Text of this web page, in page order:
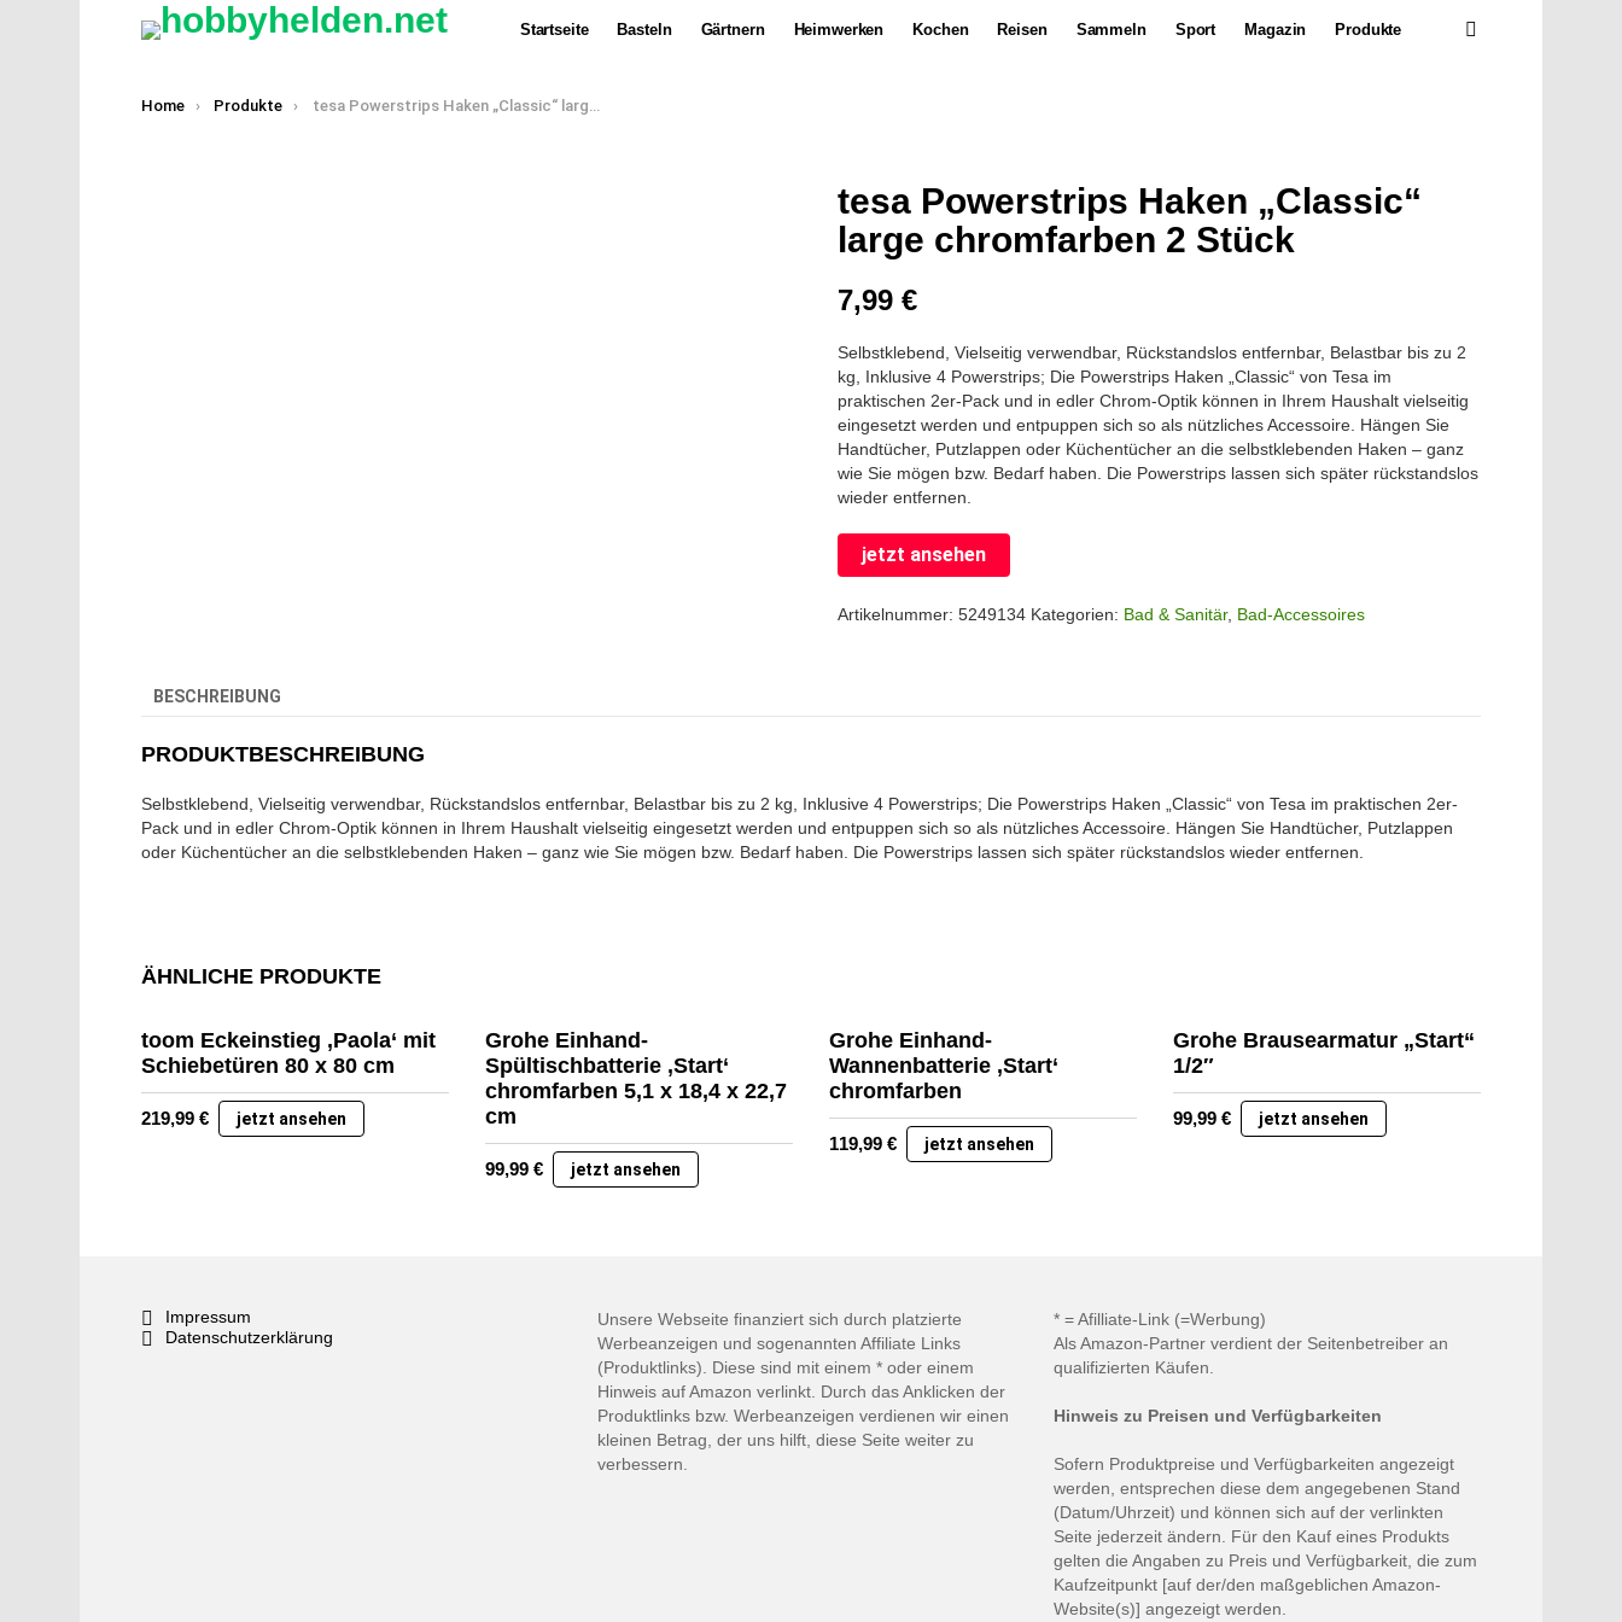
Startseite Basteln Gärtnern Heimwerken Kochen Reisen Sammeln Sport Magazin Produkte
You are here:
Home Produkte tesa Powerstrips Haken „Classic“ large chromfarben 2 Stück
tesa Powerstrips Haken „Classic“
large chromfarben 2 Stück
7,99€
Selbstklebend, Vielseitig verwendbar, Rückstandslos entfernbar, Belastbar bis zu 2
kg, Inklusive 4 Powerstrips; Die Powerstrips Haken „Classic“ von Tesa im
praktischen 2er-Pack und in edler Chrom-Optik können in Ihrem Haushalt vielseitig
eingesetzt werden und entpuppen sich so als nützliches Accessoire. Hängen Sie
Handtücher, Putzlappen oder Küchentücher an die selbstklebenden Haken – ganz
wie Sie mögen bzw. Bedarf haben. Die Powerstrips lassen sich später rückstandslos
wieder entfernen.
jetzt ansehen
Artikelnummer:5249134 Kategorien: Bad & Sanitär, Bad-Accessoires
BESCHREIBUNG
PRODUKTBESCHREIBUNG
Selbstklebend, Vielseitig verwendbar, Rückstandslos entfernbar, Belastbar bis zu 2 kg, Inklusive 4 Powerstrips; Die Powerstrips Haken „Classic“ von Tesa im praktischen 2er-
Pack und in edler Chrom-Optik können in Ihrem Haushalt vielseitig eingesetzt werden und entpuppen sich so als nützliches Accessoire. Hängen Sie Handtücher, Putzlappen
oder Küchentücher an die selbstklebenden Haken – ganz wie Sie mögen bzw. Bedarf haben. Die Powerstrips lassen sich später rückstandslos wieder entfernen.
ÄHNLICHE PRODUKTE
toom Eckeinstieg ‚Paola‘ mit
Schiebetüren 80 x 80 cm
219,99 € jetzt ansehen
Grohe Einhand-
Spültischbatterie ‚Start‘
chromfarben 5,1 x 18,4 x 22,7
cm
99,99 € jetzt ansehen
Grohe Einhand-
Wannenbatterie ‚Start‘
chromfarben
119,99 € jetzt ansehen
Grohe Brausearmatur „Start“
1/2″
99,99 € jetzt ansehen
Impressum
Datenschutzerklärung
Unsere Webseite finanziert sich durch platzierte
Werbeanzeigen und sogenannten Affiliate Links
(Produktlinks). Diese sind mit einem * oder einem
Hinweis auf Amazon verlinkt. Durch das Anklicken der
Produktlinks bzw. Werbeanzeigen verdienen wir einen
kleinen Betrag, der uns hilft, diese Seite weiter zu
verbessern.
* = Afilliate-Link (=Werbung)
Als Amazon-Partner verdient der Seitenbetreiber an
qualifizierten Käufen.
Hinweis zu Preisen und Verfügbarkeiten
Sofern Produktpreise und Verfügbarkeiten angezeigt
werden, entsprechen diese dem angegebenen Stand
(Datum/Uhrzeit) und können sich auf der verlinkten
Seite jederzeit ändern. Für den Kauf eines Produkts
gelten die Angaben zu Preis und Verfügbarkeit, die zum
Kaufzeitpunkt [auf der/den maßgeblichen Amazon-
Website(s)] angezeigt werden.